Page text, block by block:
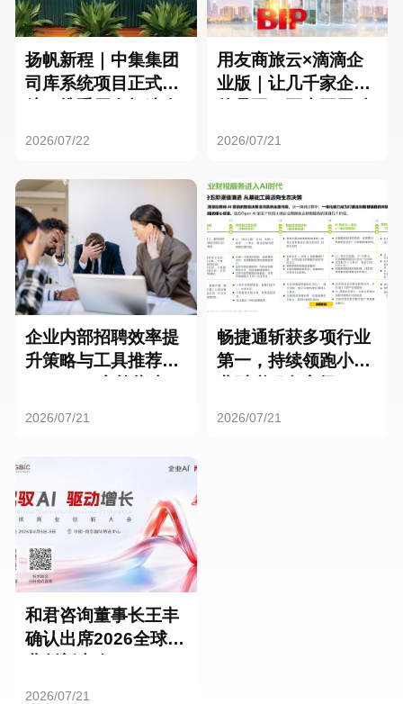
扬帆新程｜中集集团
司库系统项目正式启
2026/07/22
用友商旅云×滴滴企
业版｜让几千家企业
2026/07/21
企业内部招聘效率提
升策略与工具推荐：
2026/07/21
畅捷通斩获多项行业
第一，持续领跑小微
2026/07/21
和君咨询董事长王丰
确认出席2026全球商
2026/07/21